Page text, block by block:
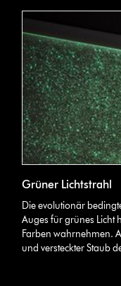
Grüner Lichtstrahl
Die evolutionär
Auges für grünes Licht
Farben wahrnehmen.
und versteckter Staub